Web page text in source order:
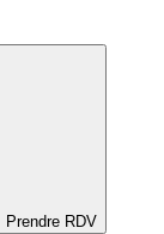
Prendre RDV